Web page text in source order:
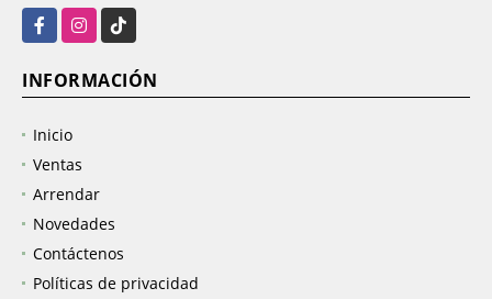
FacebookInstagramTikTok
INFORMACIÓN
Inicio
Ventas
Arrendar
Novedades
Contáctenos
Políticas de privacidad